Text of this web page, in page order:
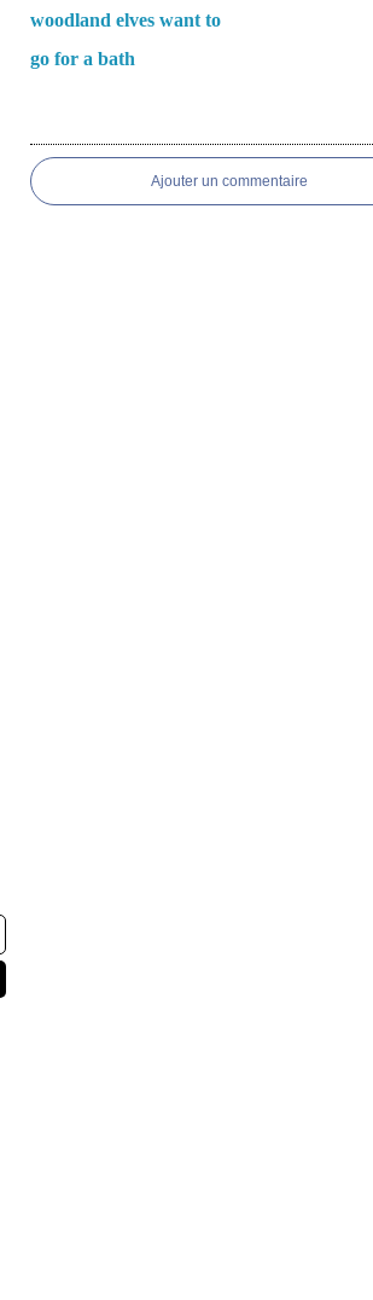
woodland elves want to
go for a bath
Ajouter un commentaire